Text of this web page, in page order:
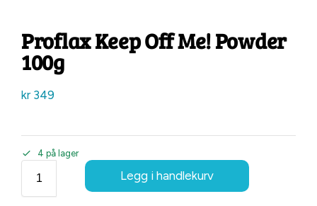
Proflax Keep Off Me! Powder
100g
kr349
4 på lager
Legg i handlekurv